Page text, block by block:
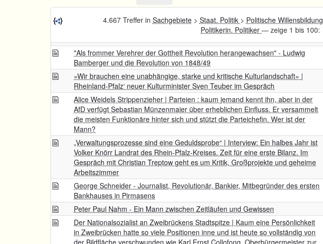
4.667 Treffer in Sachgebiete> Staat. Politik > Politische Willensbildung
Politikerin. Politiker— zeige 1 bis 100:
"Als frommer Verehrer der Gottheit Revolution herangewachsen" - Ludwig
Bamberger und die Revolution von 1848/49
»Wir brauchen eine unabhängige, starke und kritische Kulturlandschaft« |
Rheinland-Pfalz‘ neuer Kulturminister Sven Teuber im Gespräch
Alice Weidels Strippenzieher | Parteien : kaum jemand kennt ihn, aber in der
AfD verfügt Sebastian Münzenmaier über erheblichen Einfluss. Er versammelt
die meisten Funktionäre hinter sich und stützt die Parteichefin. Wer ist der
Mann?
„Verwaltungsprozesse sind eine Geduldsprobe“ | Interview: Ein halbes Jahr ist
Volker Knörr Landrat des Rhein-Pfalz-Kreises. Zeit für eine erste Bilanz. Im
Gespräch mit Christian Treptow geht es um Kritik, Großprojekte und geheime
Arbeitszimmer
George Schneider - Journalist, Revolutionär, Bankier, Mitbegründer des ersten
Bankhauses in Pirmasens
Peter Paul Nahm - Ein Mann zwischen Zeitläufen und Gewissen
Der Nationalsozialist an Zweibrückens Stadtspitze | Kaum eine Persönlichkeit
in Zweibrücken hatte so viele Positionen inne und ist heute so vollständig von
der Bildfläche verschwunden wie Karl Ernst Collofong, Oberbürgermeister zur